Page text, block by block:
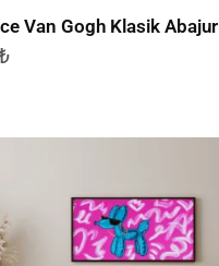
Van Gogh Klasik Abajur